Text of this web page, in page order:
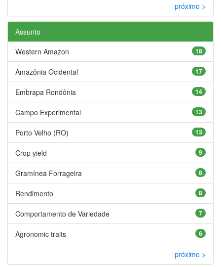
próximo >
Assunto
18
Western Amazon
17
Amazônia Ocidental
14
Embrapa Rondônia
13
Campo Experimental
13
Porto Velho (RO)
9
Crop yield
8
Gramínea Forrageira
8
Rendimento
7
Comportamento de Variedade
6
Agronomic traits
próximo >